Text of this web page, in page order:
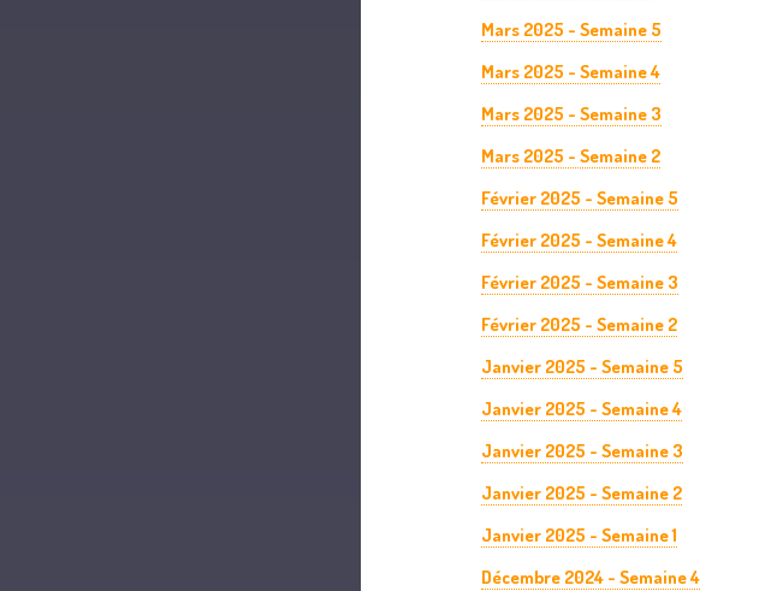
Mars 2025 - Semaine 5
Mars 2025 - Semaine 4
Mars 2025 - Semaine 3
Mars 2025 - Semaine 2
Février 2025 - Semaine 5
Février 2025 - Semaine 4
Février 2025 - Semaine 3
Février 2025 - Semaine 2
Janvier 2025 - Semaine 5
Janvier 2025 - Semaine 4
Janvier 2025 - Semaine 3
Janvier 2025 - Semaine 2
Janvier 2025 - Semaine 1
Décembre 2024 - Semaine 4